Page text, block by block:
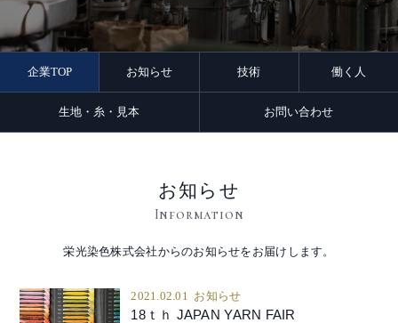
企業TOP お知らせ 技術 働く人
生地・糸・見本 お問い合わせ
お知らせ
Information
栄光染色株式会社からのお知らせをお届けします。
2021.02.01 お知らせ
18ｔｈ JAPAN YARN FAIR